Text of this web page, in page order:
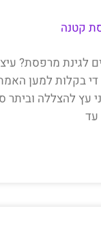
קטנה
5 כדים לגינת מרפסת?
בקלות למען
עץ להצללה וביתר
עד